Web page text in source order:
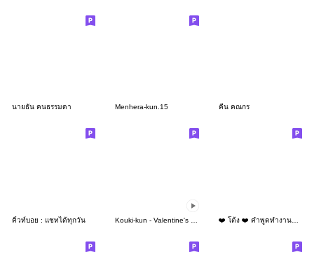
นายธัน คนธรรมดา Menhera-kun.15 คีน คณกร
คิ้วท์บอย : แชทได้ทุกวัน ❤️ โต้ง ❤️ คำพูดทำงานสุภาพ (Mini -TH)